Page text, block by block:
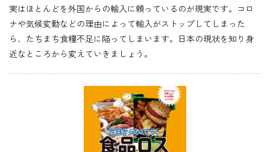
実はほとんどを外国からの輸入に頼っているのが現実です。 コロ
ナや気候変動などの理由によって輸入がストップしてしまった
ら、たちまち食糧不足に陥ってしまいます。日本の現状を知り身
近なところから変えていきましょう。